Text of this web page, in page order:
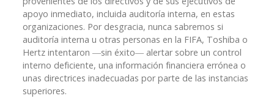
apoyo inmediato, incluida auditoría interna, en estas
organizaciones. Por desgracia, nunca sabremos si
auditoría interna u otras personas en la FIFA, Toshiba o
Hertz intentaron ―sin éxito― alertar sobre un control
interno deficiente, una información financiera errónea o
unas directrices inadecuadas por parte de las instancias
superiores.